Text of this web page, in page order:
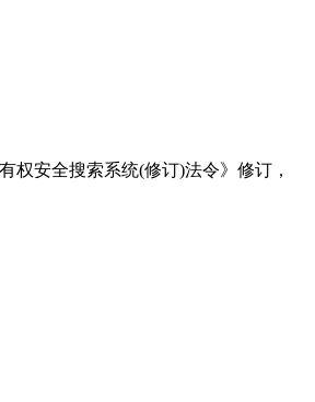
权安全搜索系统(修订)法令》修订，